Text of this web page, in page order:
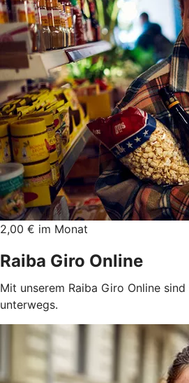
2,00 € im Monat
Raiba Giro Online
Mit unserem Raiba Giro Online
unterwegs.